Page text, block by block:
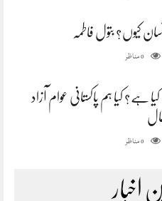
کیوں؟ بتول فاطمہ
0مناظر
ہے؟ کیا ہم پاکستانی عوام آزاد
0مناظر
اخبار